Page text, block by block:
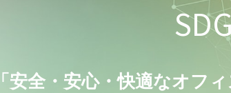
「安全・安心・快適なオフ